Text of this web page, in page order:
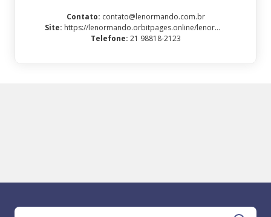
Contato: contato@lenormando.com.br
Site: https://lenormando.orbitpages.online/lenormandoacademy
Telefone: 21 98818-2123